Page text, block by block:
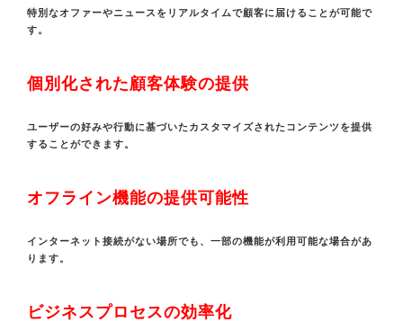
特別なオファーやニュースをリアルタイムで顧客に届けることが可能で
す。
個別化された顧客体験の提供
ユーザーの好みや行動に基づいたカスタマイズされたコンテンツを提供
することができます。
オフライン機能の提供可能性
インターネット接続がない場所でも、一部の機能が利用可能な場合があ
ります。
ビジネスプロセスの効率化